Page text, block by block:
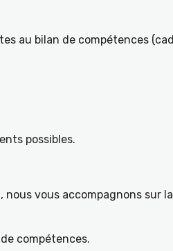
au bilan de compétences
possibles.
vous accompagnons sur
compétences.